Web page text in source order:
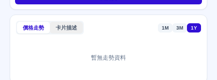
價格走勢 卡片描述 1M 3M 1Y
暫無走勢資料